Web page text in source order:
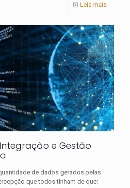
Leia mais
e Gestão
de dados gerados pelas
que todos tinham de que: